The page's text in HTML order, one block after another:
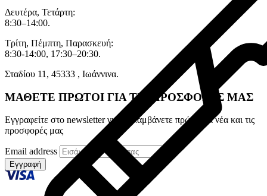
Δευτέρα, Τετάρτη:
8:30–14:00.
Τρίτη, Πέμπτη, Παρασκευή:
8:30-14:00, 17:30–20:30.
Σταδίου 11, 45333 , Ιωάννινα.
ΜΑΘΕΤΕ ΠΡΩΤΟΙ ΓΙΑ ΤΙΣ ΠΡΟΣΦΟΡΕΣ ΜΑΣ
Εγγραφείτε στο newsletter για να λαμβάνετε πρώτοι τα νέα και τις
προσφορές μας
Email address
Εγγραφή